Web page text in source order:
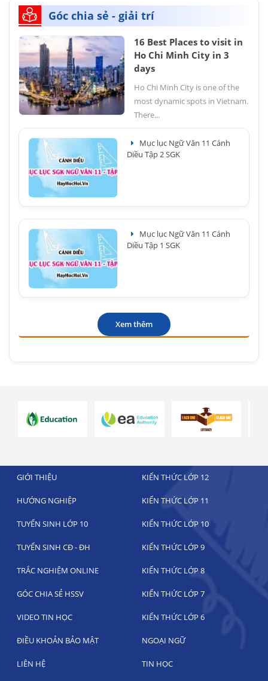
Góc chia sẻ - giải trí
16 Best Places to visit in
Ho Chi Minh City in 3
days
Ho Chi Minh City is one of the
most dynamic spots in Vietnam.
There...
Mục lục Ngữ Văn 11 Cánh
Diều Tập 2 SGK
Mục lục Ngữ Văn 11 Cánh
Diều Tập 1 SGK
Xem thêm
GIỚI THIỆU KIẾN THỨC LỚP 12
HƯỚNG NGHIỆP KIẾN THỨC LỚP 11
TUYỂN SINH LỚP 10 KIẾN THỨC LỚP 10
TUYỂN SINH CĐ - ĐH KIẾN THỨC LỚP 9
TRẮC NGHIỆM ONLINE KIẾN THỨC LỚP 8
GÓC CHIA SẺ HSSV KIẾN THỨC LỚP 7
VIDEO TIN HỌC KIẾN THỨC LỚP 6
ĐIỀU KHOẢN BẢO MẬT NGOẠI NGỮ
LIÊN HỆ TIN HỌC